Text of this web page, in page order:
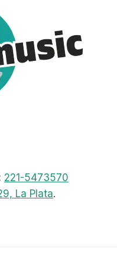
221-5473570
La Plata.